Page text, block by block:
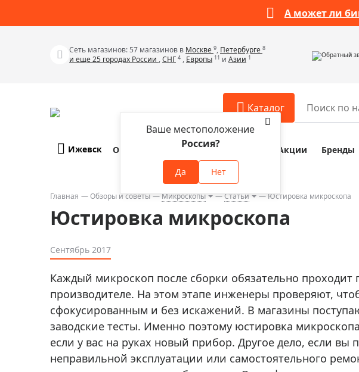
А может ли
Сеть магазинов: 57 магазинов в Москве 9, Петербурге 8
и еще 25 городах России ,СНГ 4 , Европы 11 и Азии 1 Обратный
Каталог
Телескопы
Бинокли
Зрительные трубы
Приборы ночного видения
Тепловизоры
Прицелы
Фотогаджеты
Аксессуары для микроскопов
Аксессуары для зрительных
видения
Распродажа
Распродажа оптики по
ценам
Распродажа выставочных
Ижевск
Ваше местоположение
Россия?
Да Нет
О компании Оплата и доставка Акции Бренды
Главная Обзоры и советы Микроскопы Статьи Юстировка микроскопа
Юстировка микроскопа
Сентябрь 2017
Каждый микроскоп после сборки обязательно проходит
производителе. На этом этапе инженеры проверяют,
сфокусированным и без искажений. В магазины
заводские тесты. Именно поэтому юстировка
если у вас на руках новый прибор. Другое дело, если
неправильной эксплуатации или самостоятельного